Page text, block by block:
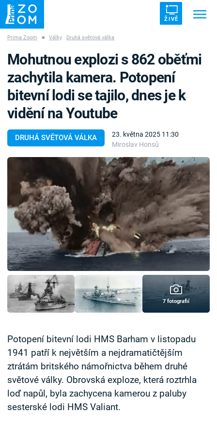
ŽIVĚ
ZÁHADY VETŘELCI DÁVNOVĚKU
Témata
Témata
Pořady
TV Program
Časopis
Sledujte prima+
Přihlášení
Prima Zoom ■ Války Druhá světová válka
DRUHÁ SVĚTOVÁ VÁLKA
23. května 2025 11:30
Miroslav Honsů
Mohutnou explozi s 862 oběťmi
zachytila kamera. Potopení
bitevní lodi se tajilo, dnes je k
vidění na Youtube
7 fotografií
Potopení bitevní lodi HMS Barham v listopadu
1941 patří k největším a nejdramatičtějším
ztrátám britského námořnictva během druhé
světové války. Obrovská exploze, která roztrhla
loď napůl, byla zachycena kamerou z paluby
sesterské lodi HMS Valiant.